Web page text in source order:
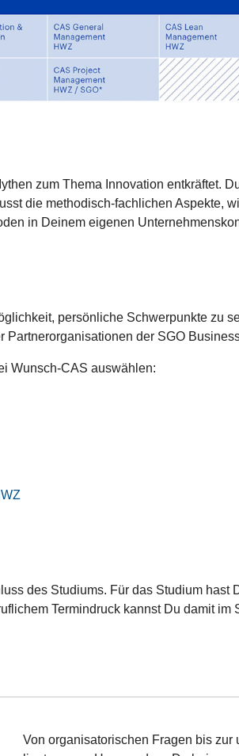
zum Thema Innovation entkräftet.
die methodisch-fachlichen Aspekte,
in Deinem eigenen
persönliche Schwerpunkte zu
der SGO
Wunsch-CAS auswählen:
des Studiums. Für das Studium
Termindruck kannst Du damit im
Von organisatorischen Fragen bis